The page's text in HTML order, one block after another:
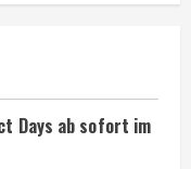
Days ab sofort im